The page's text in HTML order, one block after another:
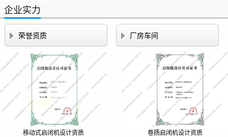
企业实力
 荣誉资质  厂房车间
移动式启闭机设计资质 卷扬启闭机设计资质